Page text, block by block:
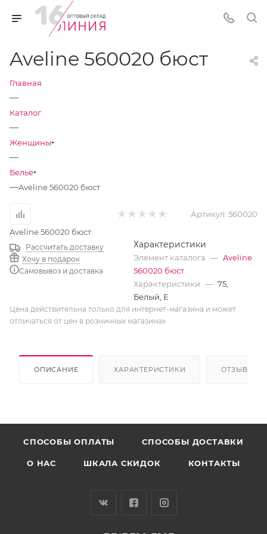
Aveline 560020 бюст
Главная
—
Каталог
—
Женщины
—
Бельё
—Aveline 560020 бюст
Артикул: 560020
Aveline 560020 бюст
Рассчитать доставку
Хочу в подарок
Самовывоз и доставка
Характеристики
Элемент каталога — Aveline
560020 бюст
Характеристики — 75,
Белый, E
Цена действительна только для интернет-магазина и может
отличаться от цен в розничных магазинах
ОПИСАНИЕ ХАРАКТЕРИСТИКИ ОТЗЫВЫ
CПОСОБЫ ОПЛАТЫ СПОСОБЫ ДОСТАВКИ
О НАС ШКАЛА СКИДОК КОНТАКТЫ